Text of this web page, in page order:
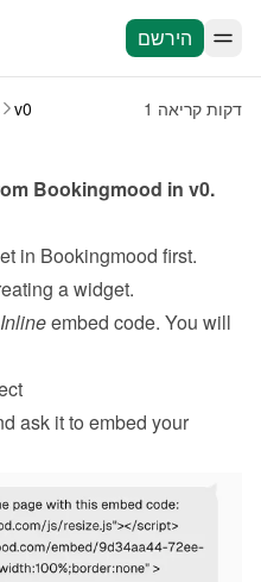
הירשם
v0 1 דקות קריאה
Bookingmood in v0.
in Bookingmood first.
a widget.
Inline embed code. You will
ask it to embed your